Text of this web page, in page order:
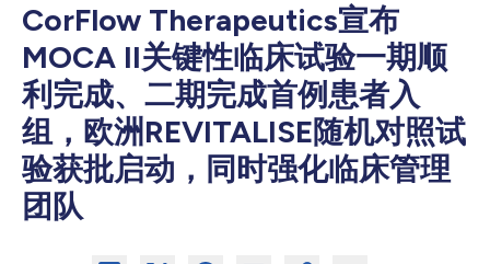
CorFlow Therapeutics宣布
MOCA II关键性临床试验一期顺
利完成、二期完成首例患者入
组，欧洲REVITALISE随机对照试
验获批启动，同时强化临床管理
团队